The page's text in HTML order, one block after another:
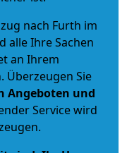
nach Furth im
alle Ihre Sachen
an Ihrem
Überzeugen Sie
Angeboten und
Service wird